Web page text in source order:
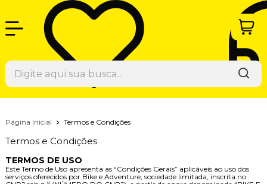
Página Inicial Termos e Condições
Termos e Condições
TERMOS DE USO
Este Termo de Uso apresenta as “Condições Gerais” aplicáveis ao uso dos
serviços oferecidos por Bike e Adventure, sociedade limitada, inscrita no